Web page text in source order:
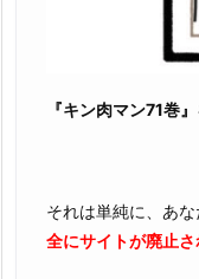
『キン肉マン71巻
それは単純に、あ
全にサイトが廃止